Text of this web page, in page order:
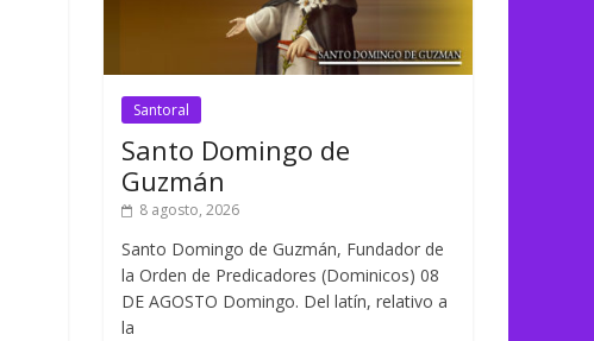
Santoral
Santo Domingo de
Guzmán
8 agosto, 2026
Santo Domingo de Guzmán, Fundador de
la Orden de Predicadores (Dominicos) 08
DE AGOSTO Domingo. Del latín, relativo a
la